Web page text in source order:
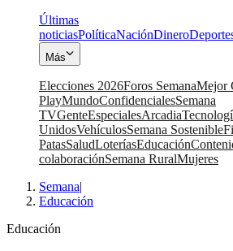
Últimas
noticiasPolíticaNaciónDinero
Más
Elecciones 2026Foros SemanaMejor
PlayMundoConfidencialesSemana
TVGenteEspecialesArcadia
UnidosVehículosSemana Sostenible
PatasSaludLoteríasEducación
colaboraciónSemana RuralMujeres
Semana|
Educación
Educación